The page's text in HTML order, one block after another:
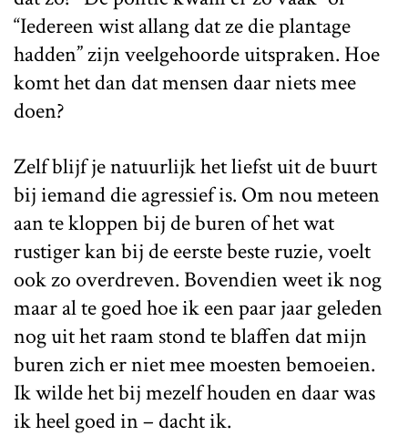
“Iedereen wist allang dat ze die plantage
hadden” zijn veelgehoorde uitspraken. Hoe
komt het dan dat mensen daar niets mee
doen?
Zelf blijf je natuurlijk het liefst uit de buurt
bij iemand die agressief is. Om nou meteen
aan te kloppen bij de buren of het wat
rustiger kan bij de eerste beste ruzie, voelt
ook zo overdreven. Bovendien weet ik nog
maar al te goed hoe ik een paar jaar geleden
nog uit het raam stond te blaffen dat mijn
buren zich er niet mee moesten bemoeien.
Ik wilde het bij mezelf houden en daar was
ik heel goed in – dacht ik.